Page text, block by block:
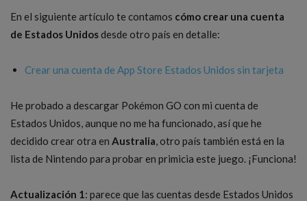
En el siguiente artículo te contamos cómo crear una cuenta
de Estados Unidosdesde otro país en detalle:
Crear una cuenta de App Store Estados Unidos sin tarjeta
He probado a descargar Pokémon GO con mi cuenta de
Estados Unidos, aunque no me ha funcionado, así que he
decidido crear otra en Australia, otro país también está en la
lista de Nintendo para probar en primicia este juego. ¡Funciona!
Actualización 1: parece que las cuentas desde Estados Unidos